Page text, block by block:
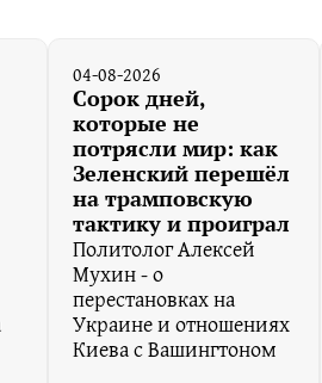
04-08-2026
Сорок дней,
которые не
потрясли мир: как
Зеленский перешёл
на трамповскую
тактику и проиграл
Политолог Алексей
Мухин - о
перестановках на
Украине и отношениях
Киева с Вашингтоном